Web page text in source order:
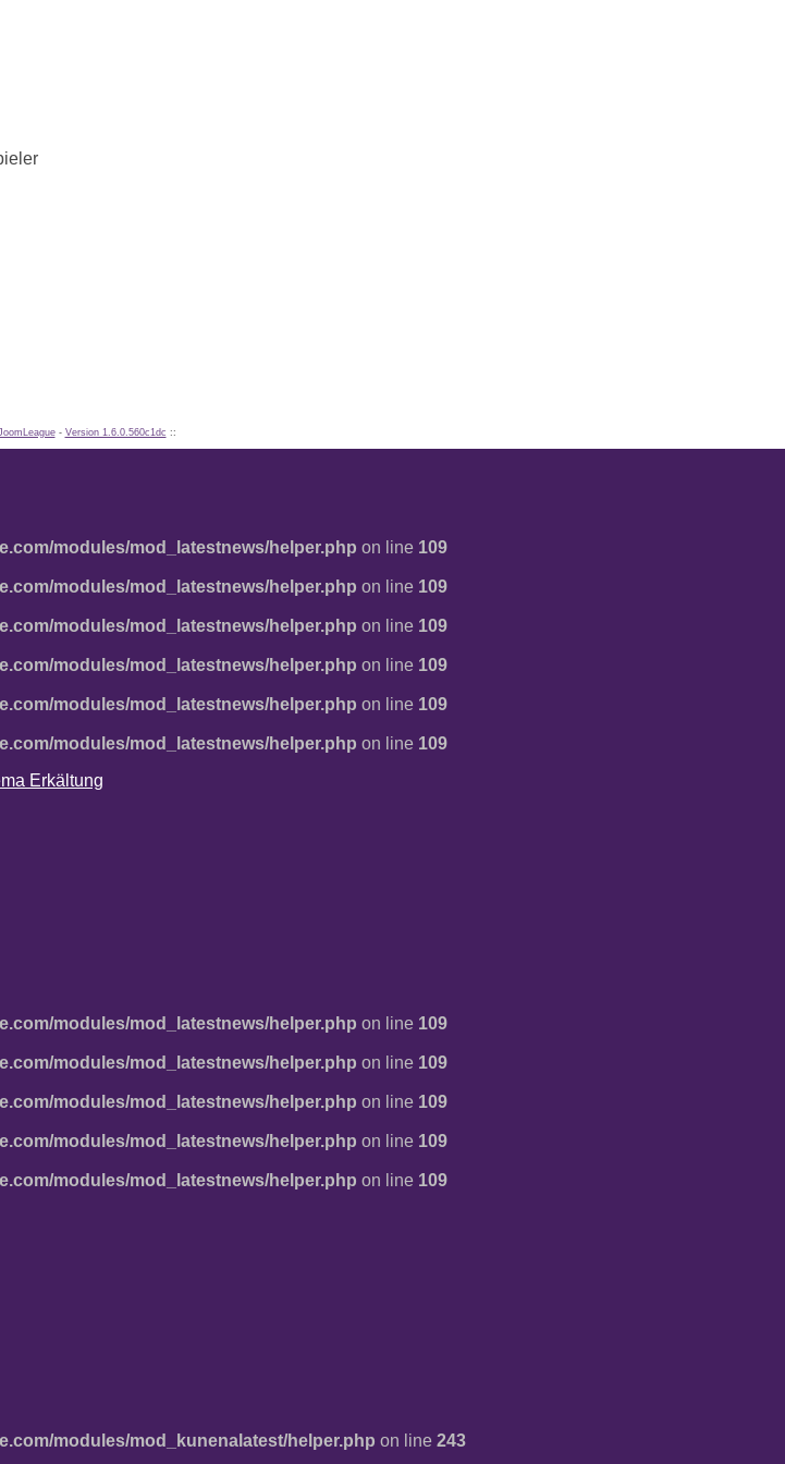
- Version 1.6.0.560c1dc ::
modules/mod_latestnews/helper.php on line 109
modules/mod_latestnews/helper.php on line 109
modules/mod_latestnews/helper.php on line 109
modules/mod_latestnews/helper.php on line 109
modules/mod_latestnews/helper.php on line 109
modules/mod_latestnews/helper.php on line 109
Erkältung
modules/mod_latestnews/helper.php on line 109
modules/mod_latestnews/helper.php on line 109
modules/mod_latestnews/helper.php on line 109
modules/mod_latestnews/helper.php on line 109
modules/mod_latestnews/helper.php on line 109
modules/mod_kunenalatest/helper.php on line 243